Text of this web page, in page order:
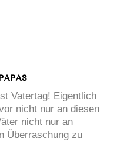
Vatertag! Eigentlich
nicht nur an diesen
nicht nur an
Überraschung zu